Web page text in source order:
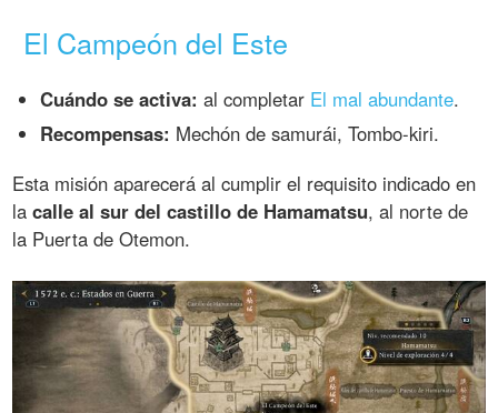
El Campeón del Este
Cuándo se activa: al completar El mal abundante.
Recompensas: Mechón de samurái, Tombo-kiri.
Esta misión aparecerá al cumplir el requisito indicado en
lacalle al sur del castillo de Hamamatsu, al norte de
la Puerta de Otemon.